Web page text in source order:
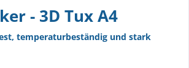
- 3D Tux A4
temperaturbeständig und stark